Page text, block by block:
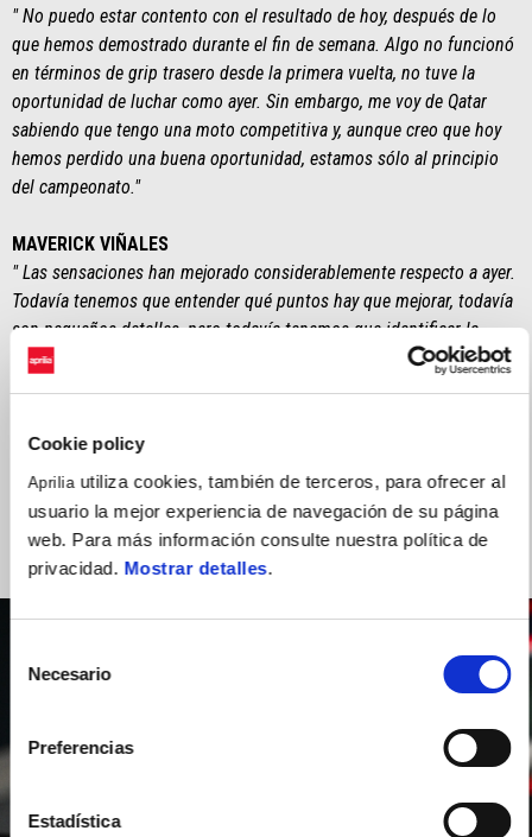
Cookie policy
Aprilia utiliza cookies, también de terceros, para ofrecer al
usuario la mejor experiencia de navegación de su página
web. Para más información consulte nuestra política de
privacidad. Mostrar detalles.
Necesario
Preferencias
Estadística
" No puedo estar contento con el resultado de hoy, después de lo
que hemos demostrado durante el fin de semana. Algo no funcionó
en términos de grip trasero desde la primera vuelta, no tuve la
oportunidad de luchar como ayer. Sin embargo, me voy de Qatar
sabiendo que tengo una moto competitiva y, aunque creo que hoy
hemos perdido una buena oportunidad, estamos sólo al principio
del campeonato."
MAVERICK VIÑALES
" Las sensaciones han mejorado considerablemente respecto a ayer.
Todavía tenemos que entender qué puntos hay que mejorar, todavía
son pequeños detalles, pero todavía tenemos que identificar la
dirección correcta. Fue un fin de semana interesante que aún nos
nuestras fortalezas y debilidades. Sin duda, uno de los puntos a
mejorar es la gestión del desgaste del neumático delantero, que por
el momento no me permite ser tan rápido como quisiera."